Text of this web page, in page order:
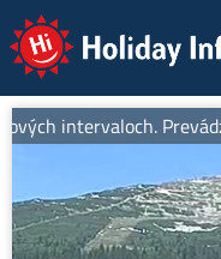
Holiday Info
intervaloch.